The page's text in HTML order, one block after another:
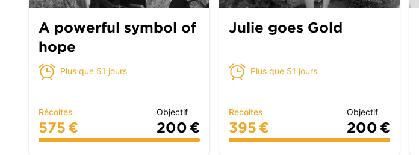
A powerful symbol of
hope
Plus que 51 jours
Récoltés
575 €
Objectif
200 €
Julie goes Gold
Plus que 51 jours
Récoltés
395 €
Objectif
200 €